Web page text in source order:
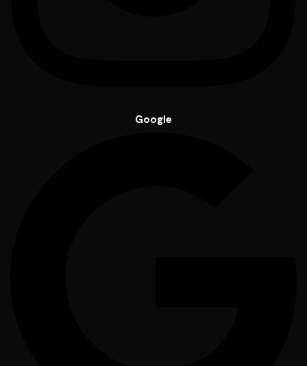
Google